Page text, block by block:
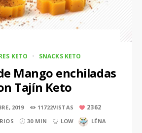
KETO SNACKS KETO
Mango enchiladas
Tajín Keto
2019 11722VISTAS 2362
30 MIN LOW LÉNA